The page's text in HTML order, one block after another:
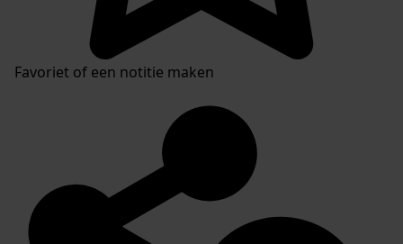
Favoriet of een notitie maken